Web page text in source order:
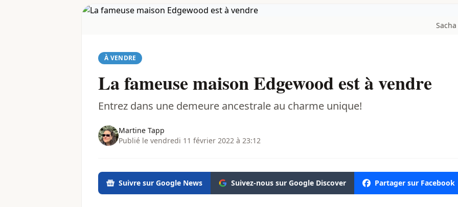
À VENDRE
La fameuse maison Edgewood est à vendre
Entrez dans une demeure ancestrale au charme unique!
Martine Tapp
Publié le vendredi 11 février 2022 à 23:12
Suivre sur Google News Suivez-nous sur Google Discover Partager sur Facebook